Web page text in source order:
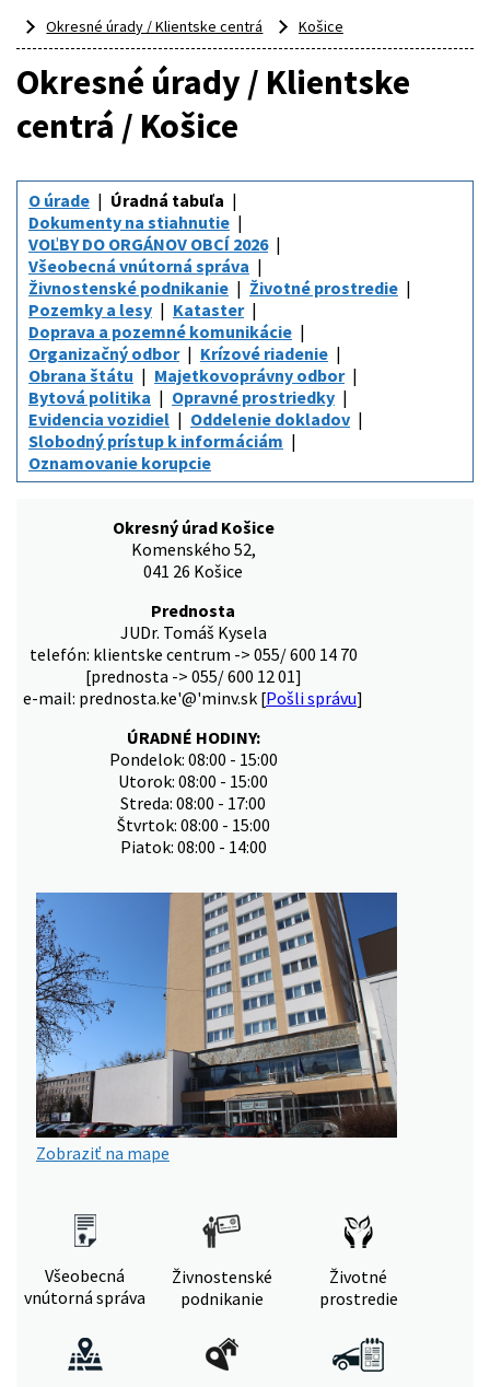
Okresné úrady / Klientske centrá
Košice
Okresné úrady / Klientske
centrá / Košice
O úrade
Úradná tabuľa
Dokumenty na stiahnutie
VOĽBY DO ORGÁNOV OBCÍ 2026
Všeobecná vnútorná správa
Živnostenské podnikanie
Životné prostredie
Pozemky a lesy
Kataster
Doprava a pozemné komunikácie
Organizačný odbor
Krízové riadenie
Obrana štátu
Majetkovoprávny odbor
Bytová politika
Opravné prostriedky
Evidencia vozidiel
Oddelenie dokladov
Slobodný prístup k informáciám
Oznamovanie korupcie
Okresný úrad Košice
Komenského 52,
041 26 Košice
Prednosta
JUDr. Tomáš Kysela
telefón: klientske centrum -> 055/ 600 14 70
[prednosta -> 055/ 600 12 01]
e-mail: prednosta.ke'@'minv.sk [Pošli správu]
ÚRADNÉ HODINY:
Pondelok: 08:00 - 15:00
Utorok: 08:00 - 15:00
Streda: 08:00 - 17:00
Štvrtok: 08:00 - 15:00
Piatok: 08:00 - 14:00
Zobraziť na mape
Všeobecná
vnútorná správa
Živnostenské
podnikanie
Životné
prostredie